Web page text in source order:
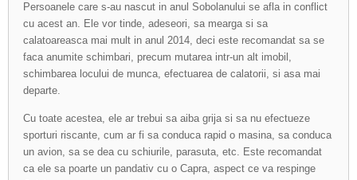
Persoanele care s-au nascut in anul Sobolanului se afla in conflict
cu acest an. Ele vor tinde, adeseori, sa mearga si sa
calatoareasca mai mult in anul 2014, deci este recomandat sa se
faca anumite schimbari, precum mutarea intr-un alt imobil,
schimbarea locului de munca, efectuarea de calatorii, si asa mai
departe.
Cu toate acestea, ele ar trebui sa aiba grija si sa nu efectueze
sporturi riscante, cum ar fi sa conduca rapid o masina, sa conduca
un avion, sa se dea cu schiurile, parasuta, etc. Este recomandat
ca ele sa poarte un pandativ cu o Capra, aspect ce va respinge